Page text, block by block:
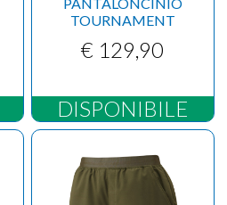
TOURNAMENT
€ 129,90
DISPONIBILE